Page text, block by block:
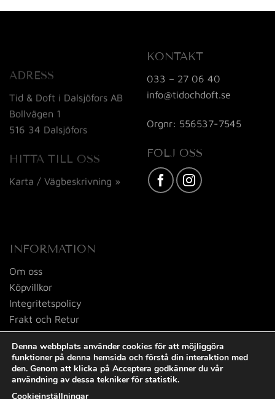
ADRESS
Tid & Doft i Dalsjöfors AB
Bollvägen 1
516 34 Dalsjöfors
HITTA TILL OSS
Karta / Vägbeskrivning »
KONTAKT
033 – 27 06 40
info@tidochdoft.se
Orgnr: 556537-7545
FÖLJ OSS
INFORMATION
Om oss
Köpvillkor
Integritetspolicy
Frakt och Retur
Kontakta oss
Denna webbplats använder cookies för att möjliggöra
funktioner på denna hemsida och förstå din interaktion med
den. Genom att klicka på Acceptera godkänner du vår
användning av dessa tekniker för statistik.
Cookieinställningar